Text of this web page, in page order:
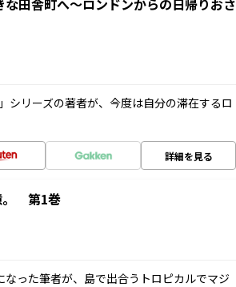
田舎町へ～ロンドンからの日帰りおさ
シリーズの著者が、今度は自分の滞在するロ
詳細を見る
。 第1巻
った筆者が、島で出合うトロピカルでマジ